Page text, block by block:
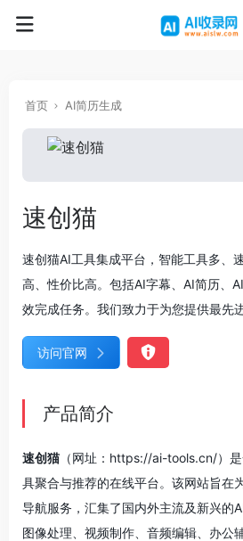
首页 AI简历生成
速创猫
速创猫AI工具集成平台，智能工具多、
高、性价比高。包括AI字幕、AI简历、
效完成任务。我们致力于为您提供最先
访问官网
产品简介
速创猫 （网址：https://ai-tools.cn/）
具聚合与推荐的在线平台。该网站旨在
导航服务，汇集了国内外主流及新兴的
图像处理、视频制作、音频编辑、办公